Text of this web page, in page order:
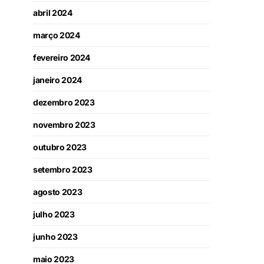
abril 2024
março 2024
fevereiro 2024
janeiro 2024
dezembro 2023
novembro 2023
outubro 2023
setembro 2023
agosto 2023
julho 2023
junho 2023
maio 2023